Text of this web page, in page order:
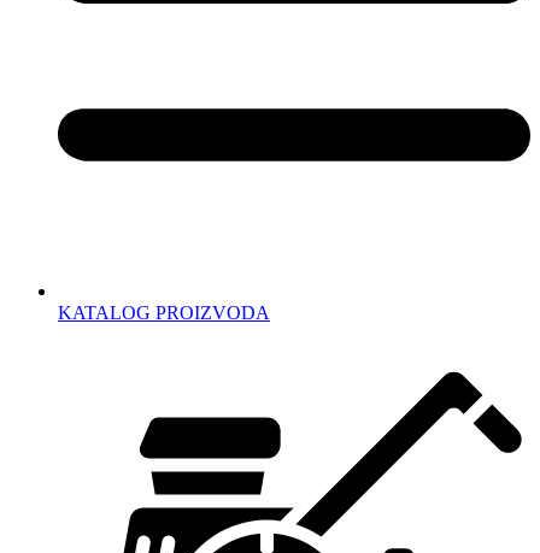
KATALOG PROIZVODA